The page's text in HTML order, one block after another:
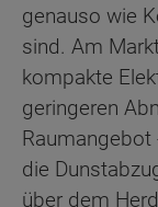
genauso wie
sind. Am
kompakte
geringeren
Raumangebot
die
über dem